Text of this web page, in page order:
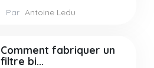
Par Antoine Ledu
Comment fabriquer un
filtre bi...